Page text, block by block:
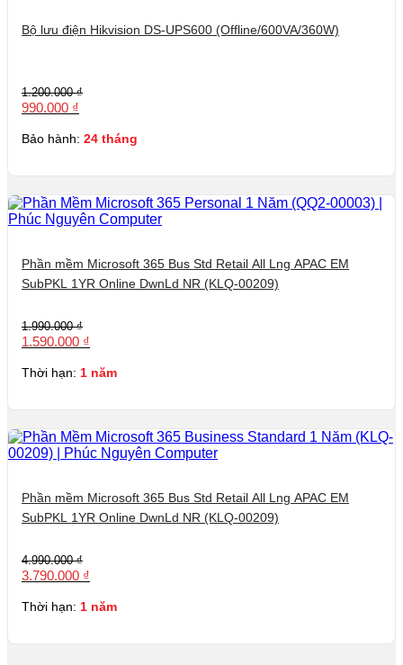
Bộ lưu điện Hikvision DS-UPS600 (Offline/600VA/360W)
1.200.000₫
Giá
gốc
1.200.000 ₫.
990.000 ₫
Giá
hiện
là:
Bảo hành: 24 tháng
Phần mềm Microsoft 365 Bus Std Retail All Lng APAC EM
SubPKL 1YR Online DwnLd NR (KLQ-00209)
1.990.000₫
Giá
gốc
1.990.000 ₫.
1.590.000 ₫
Giá
hiện
là:
Thời hạn: 1 năm
Phần mềm Microsoft 365 Bus Std Retail All Lng APAC EM
SubPKL 1YR Online DwnLd NR (KLQ-00209)
4.990.000₫
Giá
gốc
4.990.000 ₫.
3.790.000 ₫
Giá
hiện
là:
Thời hạn: 1 năm